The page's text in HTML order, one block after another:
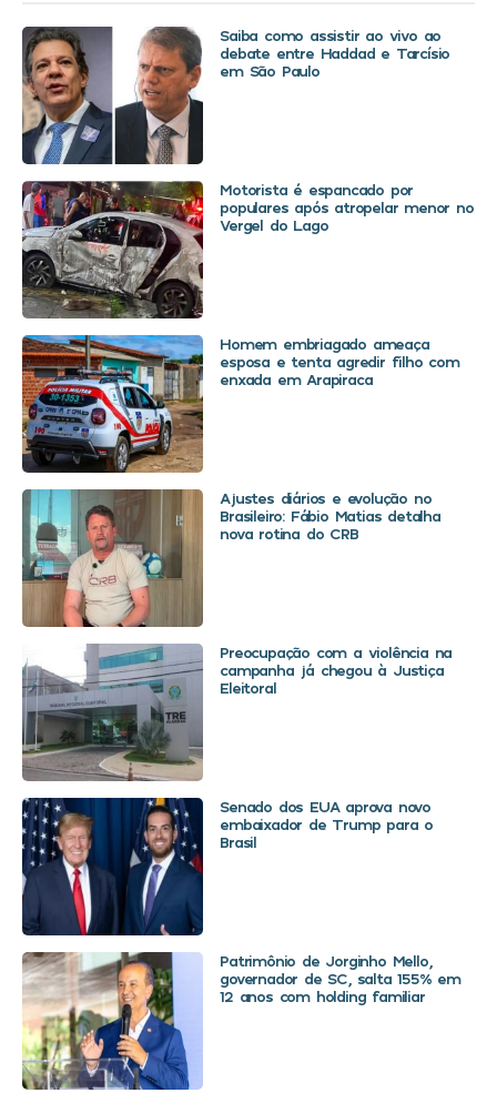
Saiba como assistir ao vivo ao
debate entre Haddad e Tarcísio
em São Paulo
Motorista é espancado por
populares após atropelar menor no
Vergel do Lago
Homem embriagado ameaça
esposa e tenta agredir filho com
enxada em Arapiraca
Ajustes diários e evolução no
Brasileiro: Fábio Matias detalha
nova rotina do CRB
Preocupação com a violência na
campanha já chegou à Justiça
Eleitoral
Senado dos EUA aprova novo
embaixador de Trump para o
Brasil
Patrimônio de Jorginho Mello,
governador de SC, salta 155% em
12 anos com holding familiar